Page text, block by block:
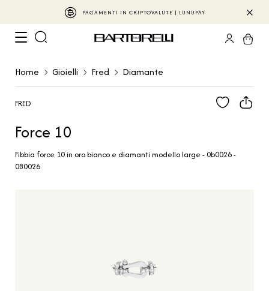
PAGAMENTI IN CRIPTOVALUTE | LUNUPAY
Home Gioielli Fred Diamante
FRED
Force 10
Fibbia force 10 in oro bianco e diamanti modello large - 0b0026 -
0B0026